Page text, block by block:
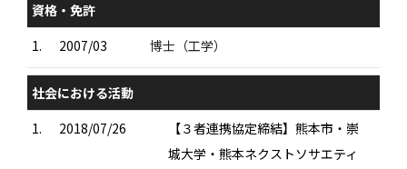
資格・免許
1.
2007/03 博士（工学）
社会における活動
1.
2018/07/26
【３者連携協定締結】熊本市・崇
城大学・熊本ネクストソサエティ